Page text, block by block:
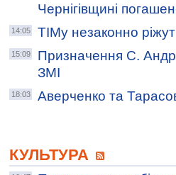
Чернігівщині
14:05 ТІМу незаконно
15:09
Призначення С.
ЗМІ
18:03
Аверченко та
КУЛЬТУРА